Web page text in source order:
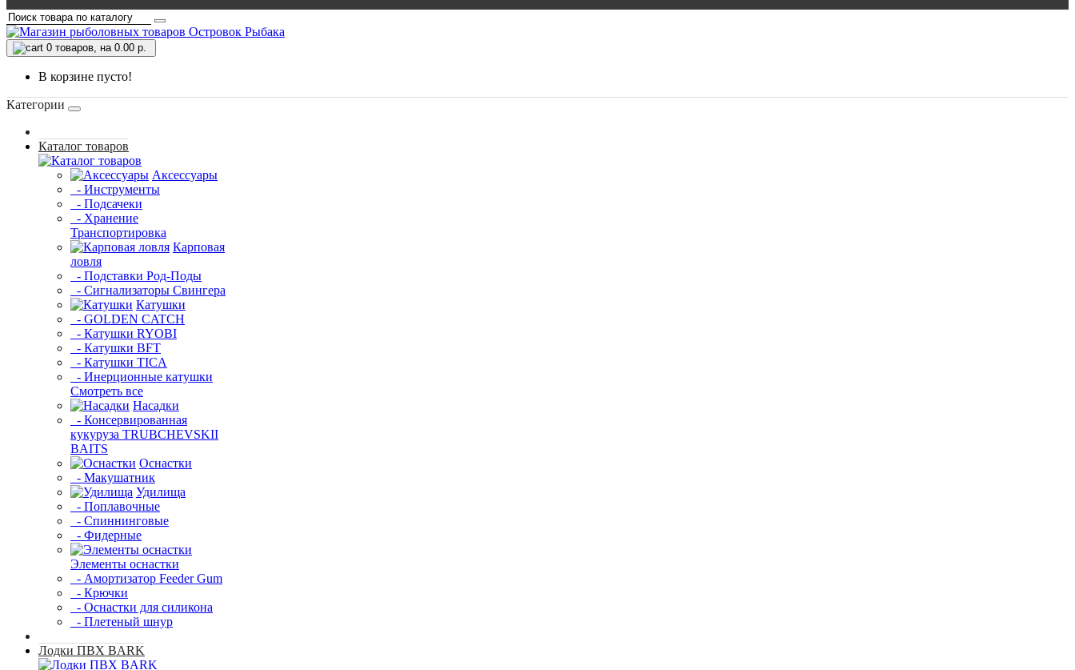
0 товаров, на 0.00 р.
В корзине пусто!
Категории
Каталог товаров
Аксессуары
- Инструменты
- Подсачеки
- Хранение
Транспортировка
Карповая
ловля
- Подставки Род-Поды
- Сигнализаторы Свингера
Катушки
- GOLDEN CATCH
- Катушки RYOBI
- Катушки BFT
- Катушки TICA
- Инерционные катушки
Смотреть все
Насадки
- Консервированная
кукуруза TRUBCHEVSKII
BAITS
Оснастки
- Макушатник
Удилища
- Поплавочные
- Спиннинговые
- Фидерные
Элементы оснастки
- Амортизатор Feeder Gum
- Крючки
- Оснастки для силикона
- Плетеный шнур
Лодки ПВХ BARK